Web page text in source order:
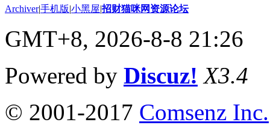
Archiver|手机版|小黑屋|招财猫咪网资源论坛
GMT+8, 2026-8-8 21:26
Powered by Discuz! X3.4
© 2001-2017 Comsenz Inc.